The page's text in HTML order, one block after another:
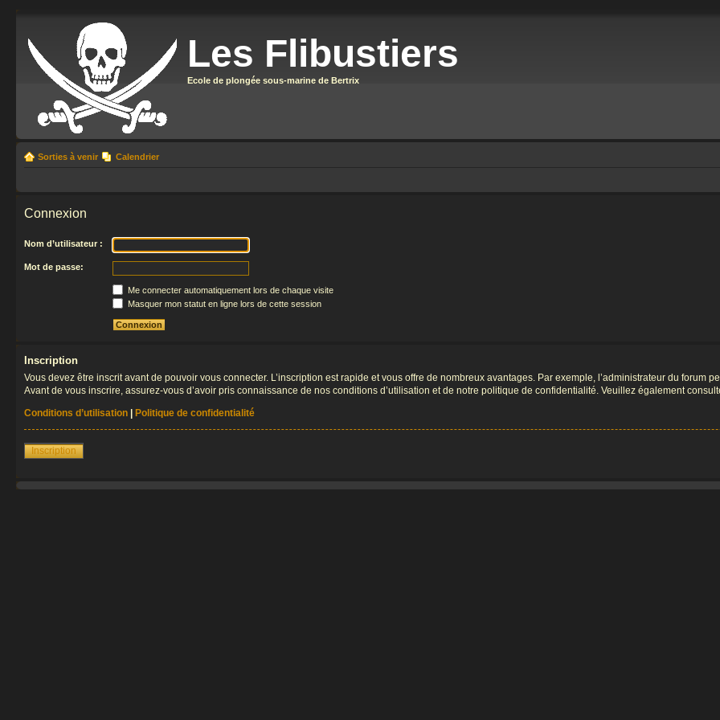
Les Flibustiers
Ecole de plongée sous-marine de Bertrix
Sorties à venir Calendrier
Connexion
Nom d’utilisateur :
Mot de passe:
Me connecter automatiquement lors de chaque visite
Masquer mon statut en ligne lors de cette session
Inscription
Vous devez être inscrit avant de pouvoir vous connecter. L’inscription est rapide et vous offre de nombreux avantages. Par exemple, l’administrateur du forum
Avant de vous inscrire, assurez-vous d’avoir pris connaissance de nos conditions d’utilisation et de notre politique de confidentialité. Veuillez également
Conditions d’utilisation
Politique de confidentialité
Inscription